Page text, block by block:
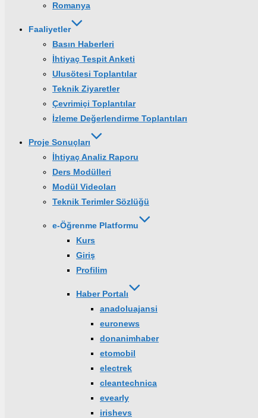
Romanya
Faaliyetler
Basın Haberleri
İhtiyaç Tespit Anketi
Ulusötesi Toplantılar
Teknik Ziyaretler
Çevrimiçi Toplantılar
İzleme Değerlendirme Toplantıları
Proje Sonuçları
İhtiyaç Analiz Raporu
Ders Modülleri
Modül Videoları
Teknik Terimler Sözlüğü
e-Öğrenme Platformu
Kurs
Giriş
Profilim
Haber Portalı
anadoluajansi
euronews
donanimhaber
etomobil
electrek
cleantechnica
evearly
irishevs